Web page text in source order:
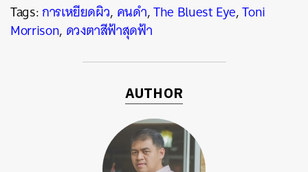
Tags:การเหยียดผิว, คนดำ,The Bluest Eye,Toni
Morrison, ดวงตาสีฟ้าสุดฟ้า
AUTHOR